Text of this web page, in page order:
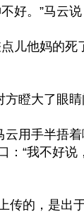
好。”马云说
儿他妈的死
瞪大了眼睛
云用手半捂
：“我不好说
传的，是出